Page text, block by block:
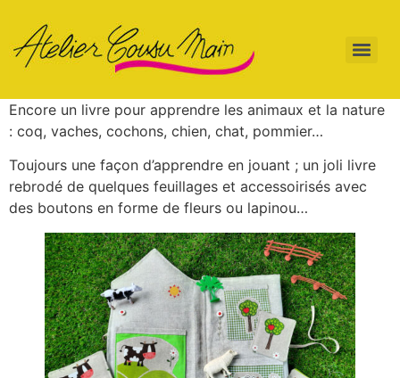
Encore un livre pour apprendre les animaux et la nature
: coq, vaches, cochons, chien, chat, pommier…
Toujours une façon d’apprendre en jouant ; un joli livre
rebrodé de quelques feuillages et accessoirisés avec
des boutons en forme de fleurs ou lapinou…